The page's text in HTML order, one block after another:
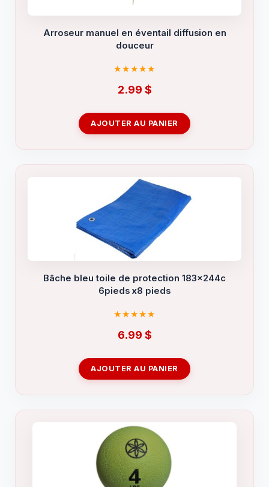
Arroseur manuel en éventail diffusion en
douceur
2.99 $
AJOUTER AU PANIER
Bâche bleu toile de protection 183x244c
6pieds x8 pieds
6.99 $
AJOUTER AU PANIER